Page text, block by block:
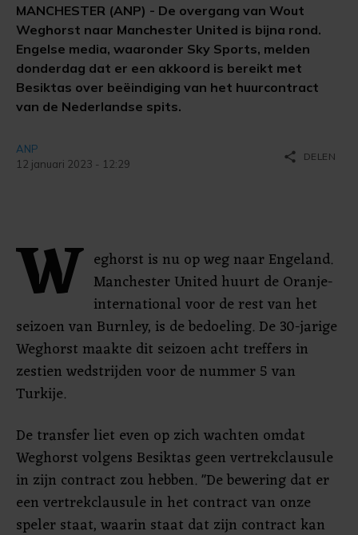
MANCHESTER (ANP) - De overgang van Wout
Weghorst naar Manchester United is bijna rond.
Engelse media, waaronder Sky Sports, melden
donderdag dat er een akkoord is bereikt met
Besiktas over beëindiging van het huurcontract
van de Nederlandse spits.
ANP
12 januari 2023 - 12:29
share DELEN
W eghorst is nu op weg naar Engeland.
Manchester United huurt de Oranje-
international voor de rest van het
seizoen van Burnley, is de bedoeling. De 30-jarige
Weghorst maakte dit seizoen acht treffers in
zestien wedstrijden voor de nummer 5 van
Turkije.
De transfer liet even op zich wachten omdat
Weghorst volgens Besiktas geen vertrekclausule
in zijn contract zou hebben. "De bewering dat er
een vertrekclausule in het contract van onze
speler staat, waarin staat dat zijn contract kan